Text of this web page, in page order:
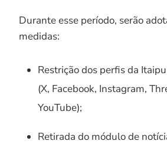
Durante esse período, serão
medidas:
Restrição dos perfis da
(X, Facebook, Instagram,
YouTube);
Retirada do módulo de